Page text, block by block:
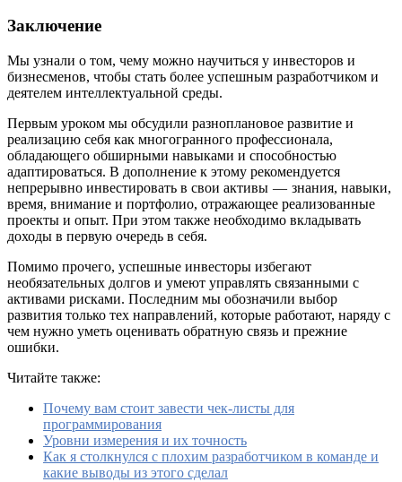
Заключение
Мы узнали о том, чему можно научиться у инвесторов и
бизнесменов, чтобы стать более успешным разработчиком и
деятелем интеллектуальной среды.
Первым уроком мы обсудили разноплановое развитие и
реализацию себя как многогранного профессионала,
обладающего обширными навыками и способностью
адаптироваться. В дополнение к этому рекомендуется
непрерывно инвестировать в свои активы — знания, навыки,
время, внимание и портфолио, отражающее реализованные
проекты и опыт. При этом также необходимо вкладывать
доходы в первую очередь в себя.
Помимо прочего, успешные инвесторы избегают
необязательных долгов и умеют управлять связанными с
активами рисками. Последним мы обозначили выбор
развития только тех направлений, которые работают, наряду с
чем нужно уметь оценивать обратную связь и прежние
ошибки.
Читайте также:
Почему вам стоит завести чек-листы для
программирования
Уровни измерения и их точность
Как я столкнулся с плохим разработчиком в команде и
какие выводы из этого сделал